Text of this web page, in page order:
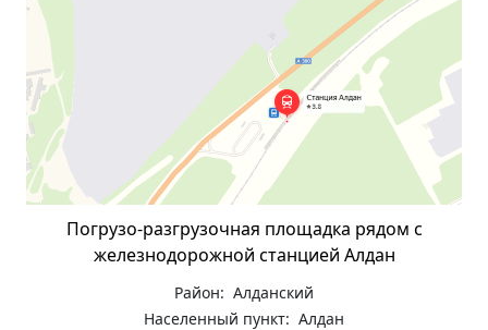
Погрузо-разгрузочная площадка рядом с
железнодорожной станцией Алдан
Район: Алданский
Населенный пункт: Алдан